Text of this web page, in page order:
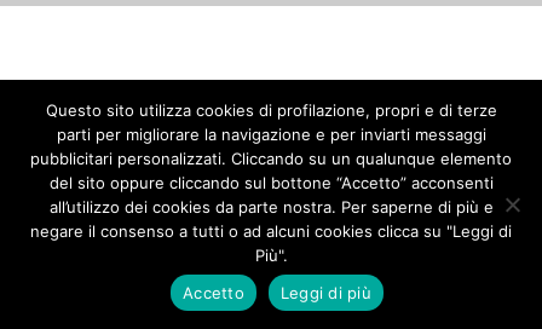
Questo sito utilizza cookies di profilazione, propri e di terze
parti per migliorare la navigazione e per inviarti messaggi
pubblicitari personalizzati. Cliccando su un qualunque elemento
del sito oppure cliccando sul bottone “Accetto” acconsenti
all’utilizzo dei cookies da parte nostra. Per saperne di più e
negare il consenso a tutti o ad alcuni cookies clicca su "Leggi di
Più".
Accetto
Leggi di più